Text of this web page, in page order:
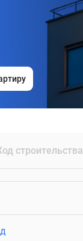
строительства